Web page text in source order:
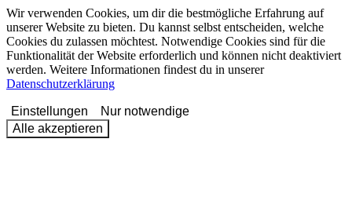
Wir verwenden Cookies, um dir die bestmögliche Erfahrung auf
unserer Website zu bieten. Du kannst selbst entscheiden, welche
Cookies du zulassen möchtest. Notwendige Cookies sind für die
Funktionalität der Website erforderlich und können nicht deaktiviert
werden. Weitere Informationen findest du in unserer
Datenschutzerklärung
Einstellungen
Nur notwendige
Alle akzeptieren